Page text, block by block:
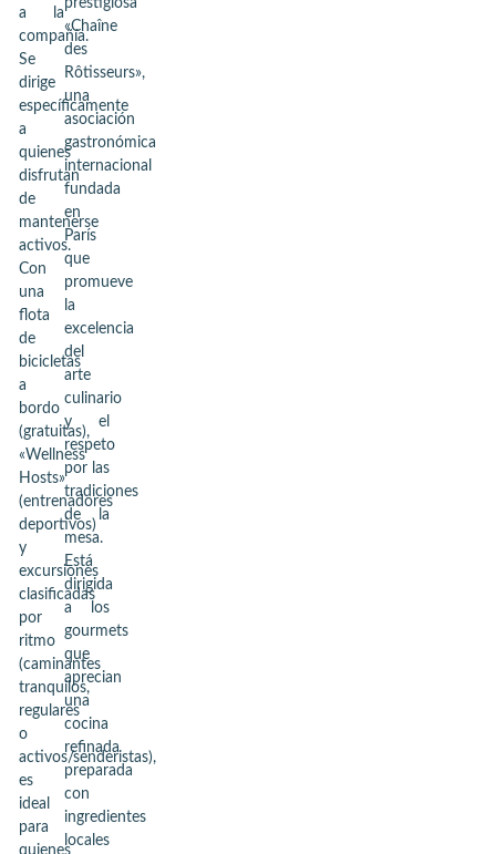
a la
compañía.
Se
dirige
específicamente
a
quienes
disfrutan
de
mantenerse
activos.
Con
una
flota
de
bicicletas
a
bordo
(gratuitas),
«Wellness
Hosts»
(entrenadores
deportivos)
y
excursiones
clasificadas
por
ritmo
(caminantes
tranquilos,
regulares
o
activos/senderistas),
es
ideal
para
prestigiosa
«Chaîne
des
Rôtisseurs»,
una
asociación
gastronómica
internacional
fundada
en
París
que
promueve
la
excelencia
del
arte
culinario
y el
respeto
por las
tradiciones
de la
mesa.
Está
dirigida
a los
gourmets
que
aprecian
una
cocina
refinada
preparada
con
ingredientes
locales